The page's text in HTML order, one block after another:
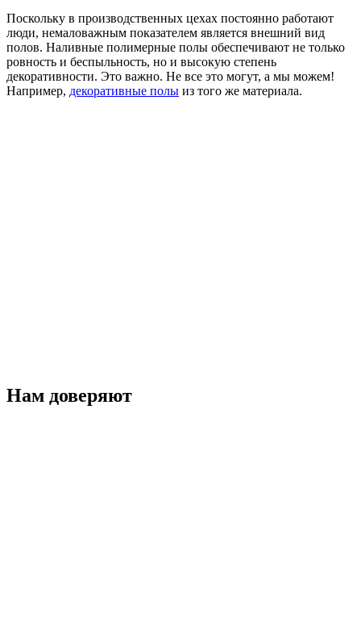
Поскольку в производственных цехах постоянно работают
люди, немаловажным показателем является внешний вид
полов. Наливные полимерные полы обеспечивают не только
ровность и беспыльность, но и высокую степень
декоративности. Это важно. Не все это могут, а мы можем!
Например, декоративные полы из того же материала.
Нам доверяют